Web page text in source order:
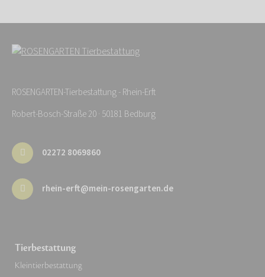
ROSENGARTEN-Tierbestattung - Rhein-Erft
Robert-Bosch-Straße 20 · 50181 Bedburg
02272 8069860
rhein-erft@mein-rosengarten.de
Tierbestattung
Kleintierbestattung